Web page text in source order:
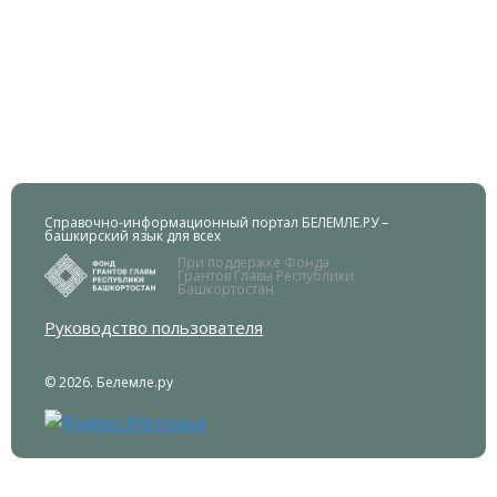
Справочно-информационный портал БЕЛЕМЛЕ.РУ –
башкирский язык для всех
При поддержке Фонда
Грантов Главы Республики
Башкортостан.
Руководство пользователя
© 2026. Белемле.ру